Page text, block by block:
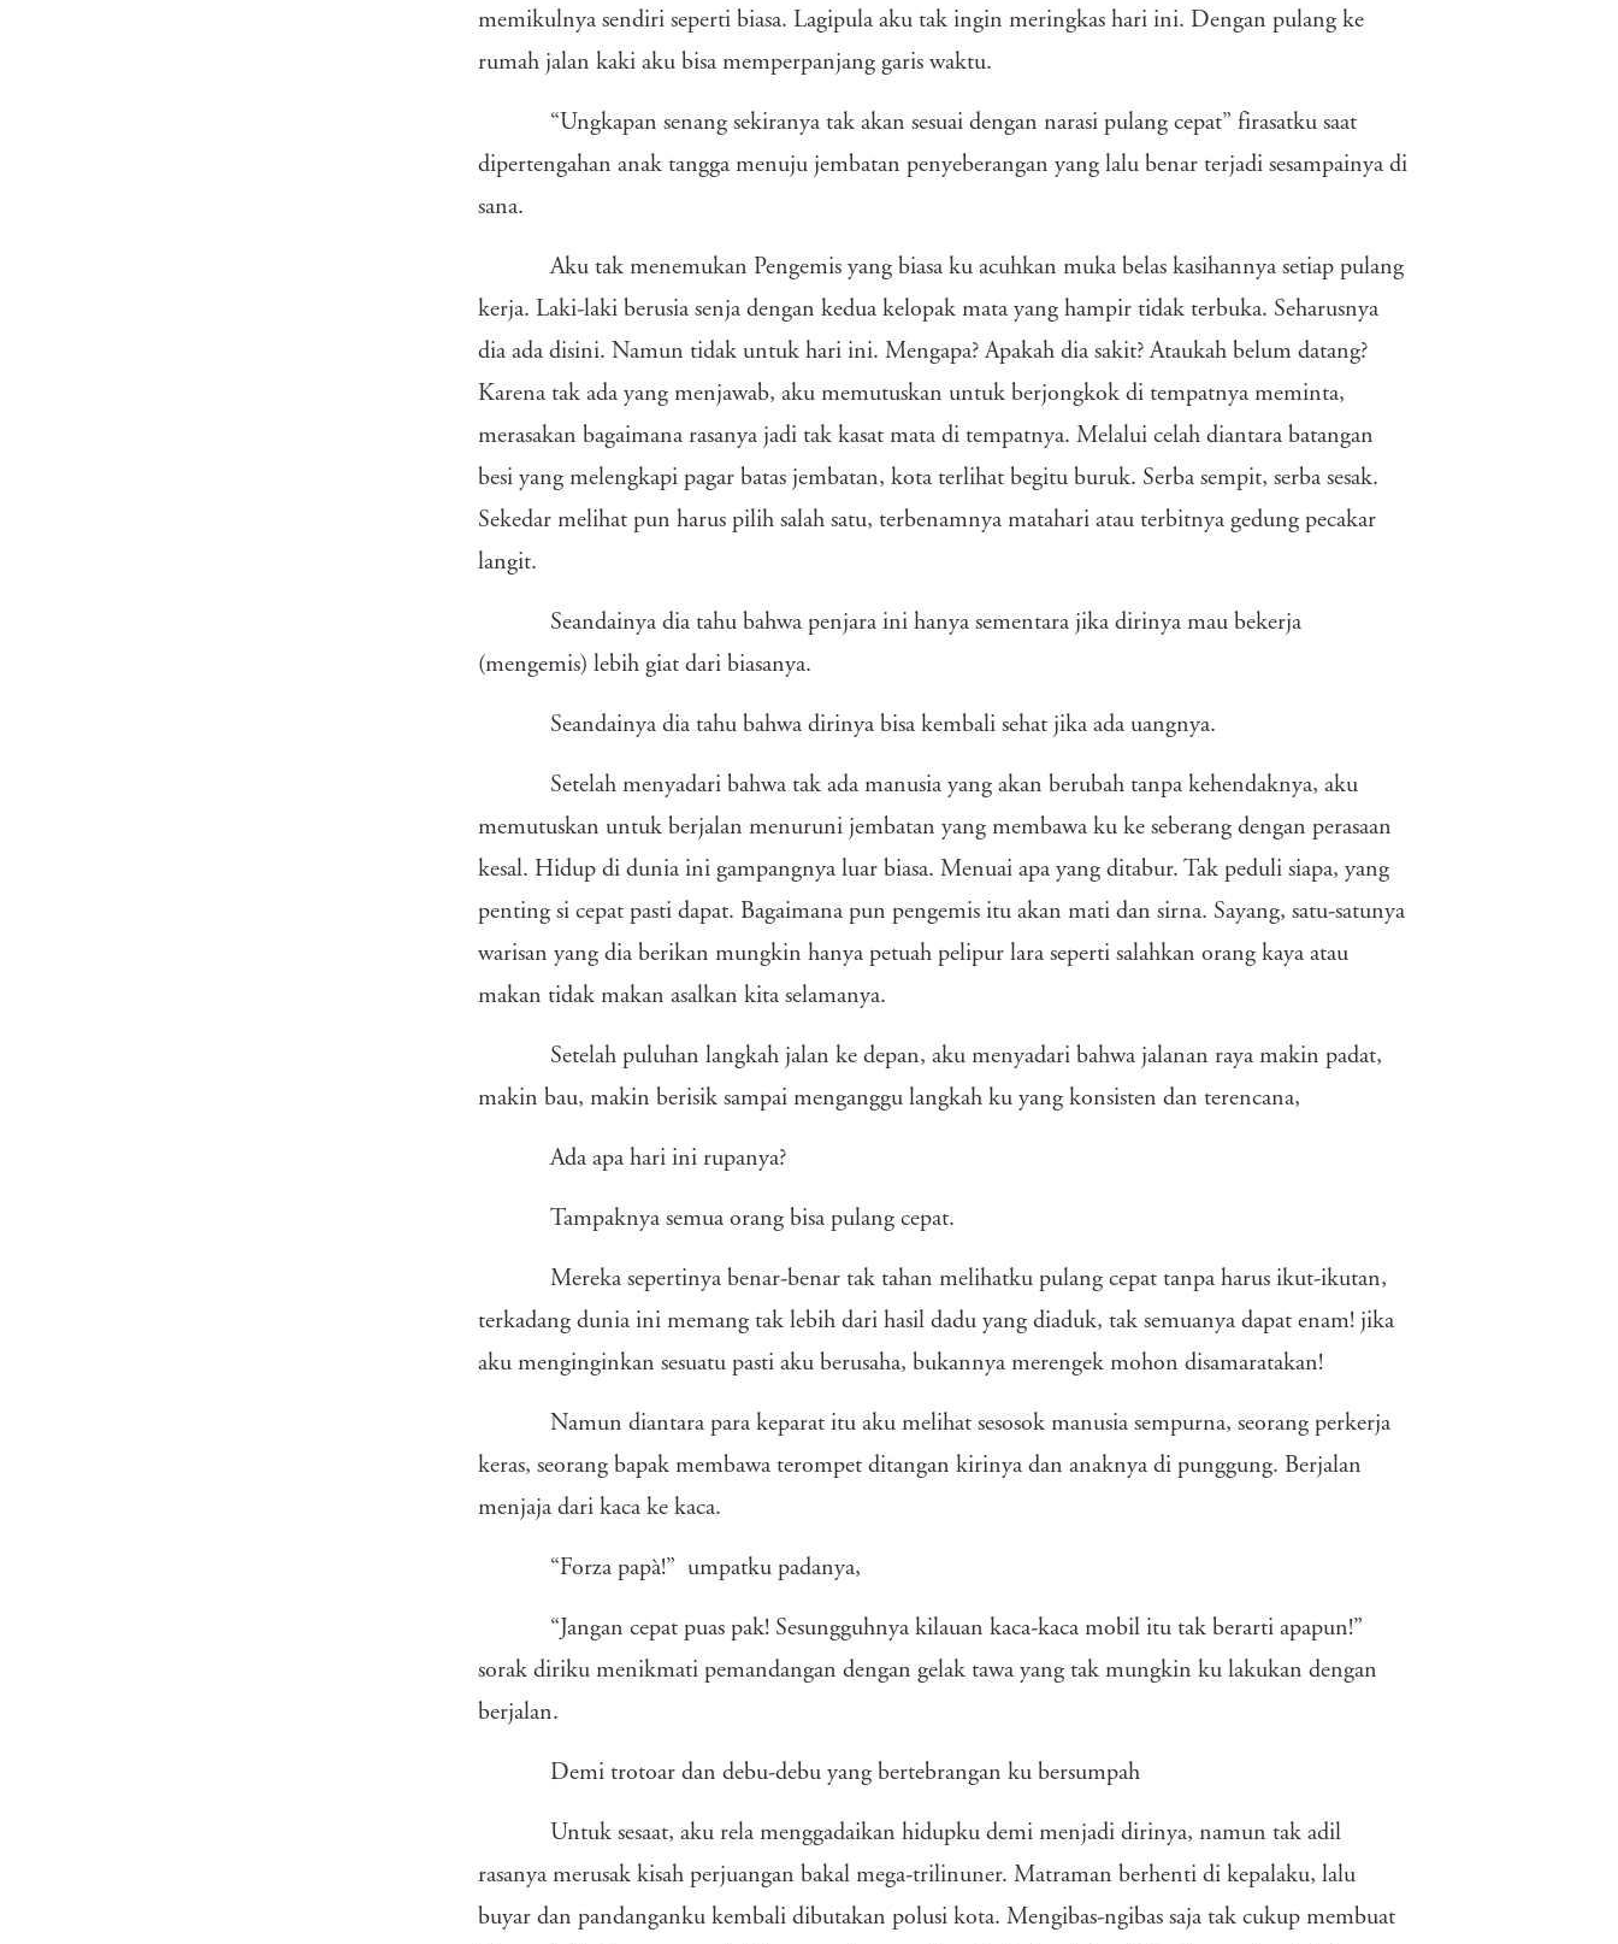
memikulnya sendiri seperti biasa. Lagipula aku tak ingin meringkas hari ini. Dengan pulang ke
rumah jalan kaki aku bisa memperpanjang garis waktu.
“Ungkapan senang sekiranya tak akan sesuai dengan narasi pulang cepat” firasatku saat
dipertengahan anak tangga menuju jembatan penyeberangan yang lalu benar terjadi sesampainya di
sana.
Aku tak menemukan Pengemis yang biasa ku acuhkan muka belas kasihannya setiap pulang
kerja. Laki-laki berusia senja dengan kedua kelopak mata yang hampir tidak terbuka. Seharusnya
dia ada disini. Namun tidak untuk hari ini. Mengapa? Apakah dia sakit? Ataukah belum datang?
Karena tak ada yang menjawab, aku memutuskan untuk berjongkok di tempatnya meminta,
merasakan bagaimana rasanya jadi tak kasat mata di tempatnya. Melalui celah diantara batangan
besi yang melengkapi pagar batas jembatan, kota terlihat begitu buruk. Serba sempit, serba sesak.
Sekedar melihat pun harus pilih salah satu, terbenamnya matahari atau terbitnya gedung pecakar
langit.
Seandainya dia tahu bahwa penjara ini hanya sementara jika dirinya mau bekerja
(mengemis) lebih giat dari biasanya.
Seandainya dia tahu bahwa dirinya bisa kembali sehat jika ada uangnya.
Setelah menyadari bahwa tak ada manusia yang akan berubah tanpa kehendaknya, aku
memutuskan untuk berjalan menuruni jembatan yang membawa ku ke seberang dengan perasaan
kesal. Hidup di dunia ini gampangnya luar biasa. Menuai apa yang ditabur. Tak peduli siapa, yang
penting si cepat pasti dapat. Bagaimana pun pengemis itu akan mati dan sirna. Sayang, satu-satunya
warisan yang dia berikan mungkin hanya petuah pelipur lara seperti salahkan orang kaya atau
makan tidak makan asalkan kita selamanya.
Setelah puluhan langkah jalan ke depan, aku menyadari bahwa jalanan raya makin padat,
makin bau, makin berisik sampai menganggu langkah ku yang konsisten dan terencana,
Ada apa hari ini rupanya?
Tampaknya semua orang bisa pulang cepat.
Mereka sepertinya benar-benar tak tahan melihatku pulang cepat tanpa harus ikut-ikutan,
terkadang dunia ini memang tak lebih dari hasil dadu yang diaduk, tak semuanya dapat enam! jika
aku menginginkan sesuatu pasti aku berusaha, bukannya merengek mohon disamaratakan!
Namun diantara para keparat itu aku melihat sesosok manusia sempurna, seorang perkerja
keras, seorang bapak membawa terompet ditangan kirinya dan anaknya di punggung. Berjalan
menjaja dari kaca ke kaca.
“Forza papà!” umpatku padanya,
“Jangan cepat puas pak! Sesungguhnya kilauan kaca-kaca mobil itu tak berarti apapun!”
sorak diriku menikmati pemandangan dengan gelak tawa yang tak mungkin ku lakukan dengan
berjalan.
Demi trotoar dan debu-debu yang bertebrangan ku bersumpah
Untuk sesaat, aku rela menggadaikan hidupku demi menjadi dirinya, namun tak adil
rasanya merusak kisah perjuangan bakal mega-trilinuner. Matraman berhenti di kepalaku, lalu
buyar dan pandanganku kembali dibutakan polusi kota. Mengibas-ngibas saja tak cukup membuat